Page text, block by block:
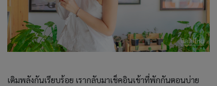
เติมพลังกันเรียบร้อย เรากลับมาเช็คอินเข้าที่พักกันตอนบ่าย